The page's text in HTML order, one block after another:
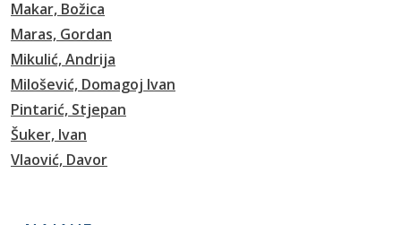
Makar, Božica
Maras, Gordan
Mikulić, Andrija
Milošević, Domagoj Ivan
Pintarić, Stjepan
Šuker, Ivan
Vlaović, Davor